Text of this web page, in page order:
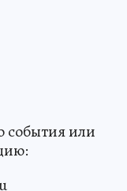
события или